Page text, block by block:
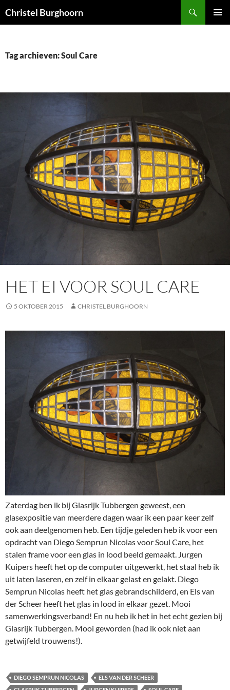
naar
Christel Burghoorn
Tag archieven: Soul Care
HET EI VOOR SOUL CARE
5 OKTOBER 2015 CHRISTEL BURGHOORN
Zaterdag ben ik bij Glasrijk Tubbergen geweest, een
glasexpositie van meerdere dagen waar ik een paar keer zelf
ook aan deelgenomen heb. Een tijdje geleden heb ik voor een
opdracht van Diego Semprun Nicolasvoor Soul Care, het
stalen frame voor een glas in lood beeld gemaakt. Jurgen
Kuipers heeft het op de computer uitgewerkt, het staal heb ik
uit laten laseren, en zelf in elkaar gelast en gelakt. Diego
Semprun Nicolas heeft het glas gebrandschilderd, en Els van
der Scheer heeft het glas in lood in elkaar gezet. Mooi
samenwerkingsverband! En nu heb ik het in het echt gezien bij
Glasrijk Tubbergen. Mooi geworden (had ik ook niet aan
getwijfeld trouwens!).
DIEGO SEMPRUN NICOLAS
ELS VAN DER SCHEER